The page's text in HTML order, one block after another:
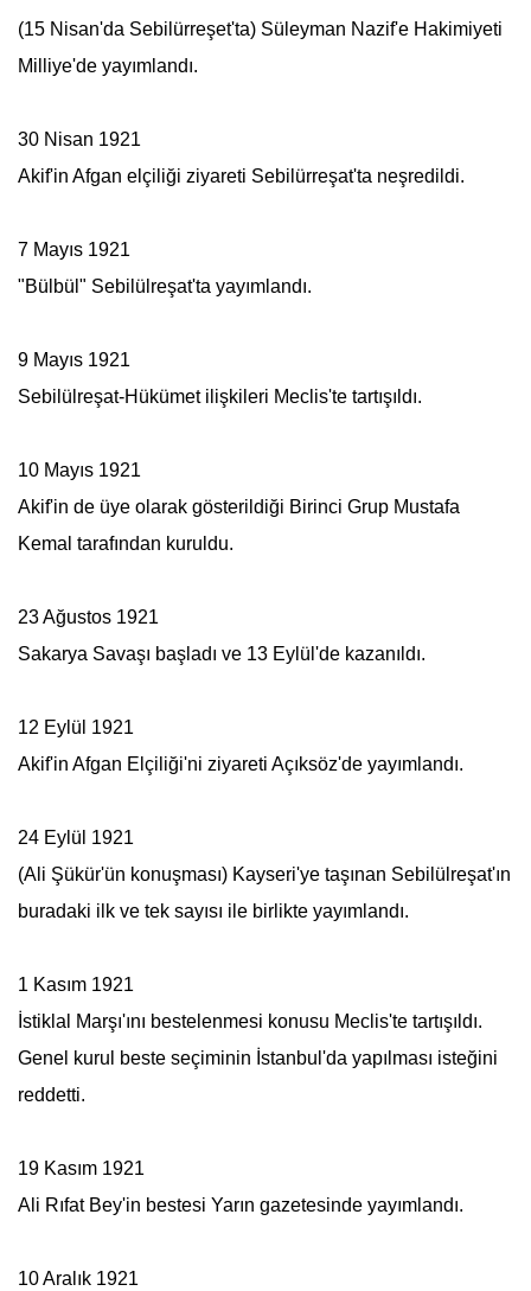
(15 Nisan'da Sebilürreşet'ta) Süleyman Nazif'e Hakimiyeti
Milliye'de yayımlandı.
30 Nisan 1921
Akif'in Afgan elçiliği ziyareti Sebilürreşat'ta neşredildi.
7 Mayıs 1921
"Bülbül" Sebilülreşat'ta yayımlandı.
9 Mayıs 1921
Sebilülreşat-Hükümet ilişkileri Meclis'te tartışıldı.
10 Mayıs 1921
Akif'in de üye olarak gösterildiği Birinci Grup Mustafa
Kemal tarafından kuruldu.
23 Ağustos 1921
Sakarya Savaşı başladı ve 13 Eylül'de kazanıldı.
12 Eylül 1921
Akif'in Afgan Elçiliği'ni ziyareti Açıksöz'de yayımlandı.
24 Eylül 1921
(Ali Şükür'ün konuşması) Kayseri'ye taşınan Sebilülreşat'ın
buradaki ilk ve tek sayısı ile birlikte yayımlandı.
1 Kasım 1921
İstiklal Marşı'ını bestelenmesi konusu Meclis'te tartışıldı.
Genel kurul beste seçiminin İstanbul'da yapılması isteğini
reddetti.
19 Kasım 1921
Ali Rıfat Bey'in bestesi Yarın gazetesinde yayımlandı.
10 Aralık 1921